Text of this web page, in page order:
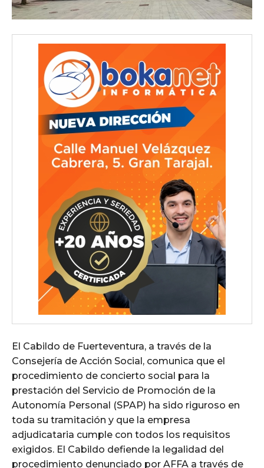
El Cabildo de Fuerteventura, a través de la
Consejería de Acción Social, comunica que el
procedimiento de concierto social para la
prestación del Servicio de Promoción de la
Autonomía Personal (SPAP) ha sido riguroso en
toda su tramitación y que la empresa
adjudicataria cumple con todos los requisitos
exigidos. El Cabildo defiende la legalidad del
procedimiento denunciado por AFFA a través de